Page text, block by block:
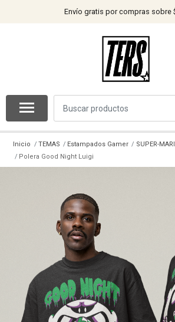
Envío gratis por compras sobre
Inicio TEMAS Estampados Gamer
SUPER-
Polera Good Night Luigi